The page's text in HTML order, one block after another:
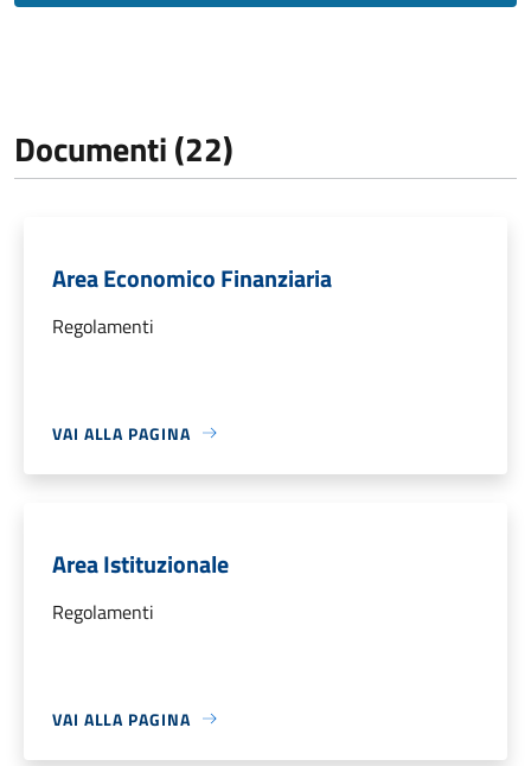
Documenti (22)
Area Economico Finanziaria
Regolamenti
VAI ALLA PAGINA
Area Istituzionale
Regolamenti
VAI ALLA PAGINA